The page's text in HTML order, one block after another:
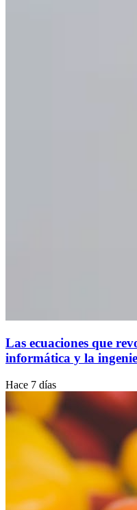
Las ecuaciones que
informática y la
Hace 7 días